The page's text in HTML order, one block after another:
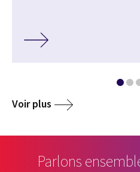
Voir plus
Parlons